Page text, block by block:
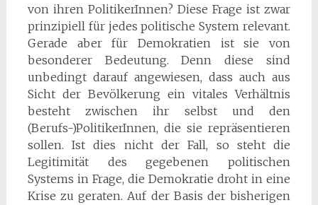
von ihren PolitikerInnen? Diese Frage ist zwar
prinzipiell für jedes politische System relevant.
Gerade aber für Demokratien ist sie von
besonderer Bedeutung. Denn diese sind
unbedingt darauf angewiesen, dass auch aus
Sicht der Bevölkerung ein vitales Verhältnis
besteht zwischen ihr selbst und den
(Berufs-)PolitikerInnen, die sie repräsentieren
sollen. Ist dies nicht der Fall, so steht die
Legitimität des gegebenen politischen
Systems in Frage, die Demokratie droht in eine
Krise zu geraten. Auf der Basis der bisherigen